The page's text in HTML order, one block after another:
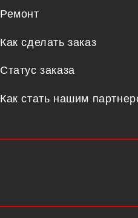
Ремонт
Как сделать заказ
Статус заказа
Как стать нашим